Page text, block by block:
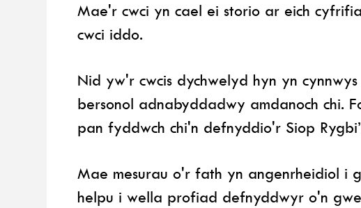
Mae'r cwci yn cael ei storio ar eich
cwci iddo.
Nid yw'r cwcis dychwelyd hyn yn
bersonol adnabyddadwy amdanoch chi.
pan fyddwch chi'n defnyddio'r Siop
Mae mesurau o'r fath yn angenrheidiol i
helpu i wella profiad defnyddwyr o'n